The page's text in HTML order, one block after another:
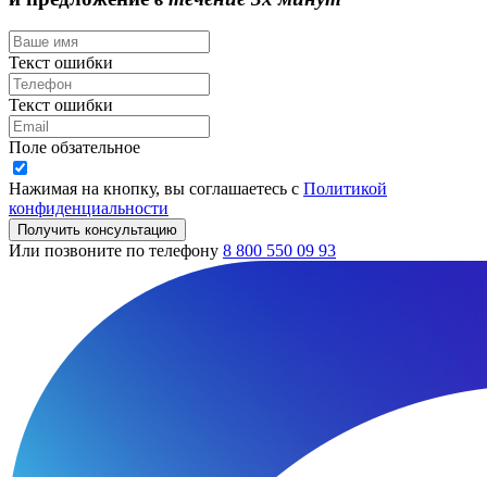
Текст ошибки
Текст ошибки
Поле обзательное
Нажимая на кнопку, вы соглашаетесь с Политикой
конфиденциальности
Получить консультацию
Или позвоните по телефону 8 800 550 09 93